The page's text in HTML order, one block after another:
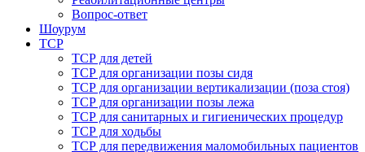
Вопрос-ответ
Шоурум
ТСР
ТСР для детей
ТСР для организации позы сидя
ТСР для организации вертикализации (поза стоя)
ТСР для организации позы лежа
ТСР для санитарных и гигиенических процедур
ТСР для ходьбы
ТСР для передвижения маломобильных пациентов